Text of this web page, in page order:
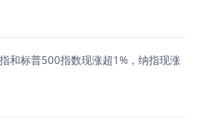
和标普500指数现涨超1%，纳指现涨